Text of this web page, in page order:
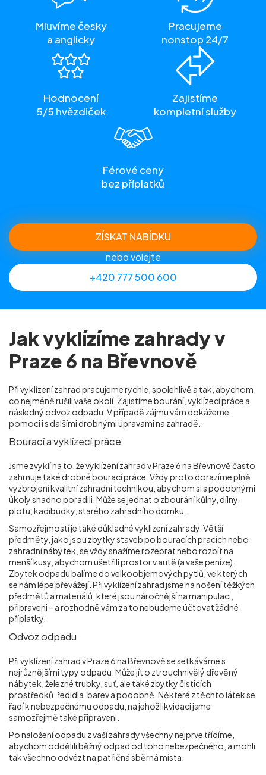
Mluvíme česky
a anglicky
Pracujeme
nonstop 24/7
Hodnocení
5/5 hvězdiček
Zajistíme
kompletní služby
Férové ceny
bez příplatků
ZÍSKAT NABÍDKU
nebo volejte
+420 777 500 600
Jak vyklízíme zahrady v
Praze 6 na Břevnově
Při vyklízení zahrad pracujeme rychle, spolehlivě a tak, abychom
co nejméně rušili vaše okolí. Zajistíme bourání, vyklízecí práce a
následný odvoz odpadu. V případě zájmu vám dokážeme
pomoci i s dalšími drobnými úpravami na zahradě.
Bourací a vyklízecí práce
Jsme zvyklí na to, že vyklízení zahrad v Praze 6 na Břevnověčasto
zahrnuje také drobné bourací práce. Vždy proto dorazíme plně
vyzbrojení kvalitní zahradní technikou, abychom si s podobnými
úkoly snadno poradili. Může se jednat o zbourání kůlny, dílny,
plotu, kadibudky, starého zahradního domku…
Samozřejmostí je také důkladné vyklizení zahrady. Větší
předměty, jako jsou zbytky staveb po bouracích pracích nebo
zahradní nábytek, se vždy snažíme rozebrat nebo rozbít na
menší kusy, abychom ušetřili prostor v autě (a vaše peníze).
Zbytek odpadu balíme do velkoobjemových pytlů, ve kterých
se nám lépe převážejí. Při vyklízení zahrad jsme na nošení těžkých
předmětů a materiálů, které jsou náročnější na manipulaci,
připraveni – a rozhodně vám za to nebudeme účtovat žádné
příplatky.
Odvoz odpadu
Při vyklízení zahrad v Praze 6 na Břevnověse setkáváme s
nejrůznějšími typy odpadu. Může jít o ztrouchnivělý dřevěný
nábytek, železné trubky, suť, ale také zbytky čisticích
prostředků, ředidla, barev a podobně. Některé z těchto látek se
řadí k nebezpečnému odpadu, na jehož likvidaci jsme
samozřejmě také připraveni.
Po naložení odpadu z vaší zahrady všechny nejprve třídíme,
abychom oddělili běžný odpad od toho nebezpečného, a mohli
tak všechno odvézt na patřičná sběrná místa.